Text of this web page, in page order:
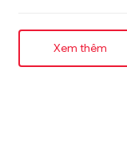
Xem thêm